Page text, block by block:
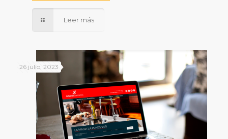
Leer más
26 julio, 2023